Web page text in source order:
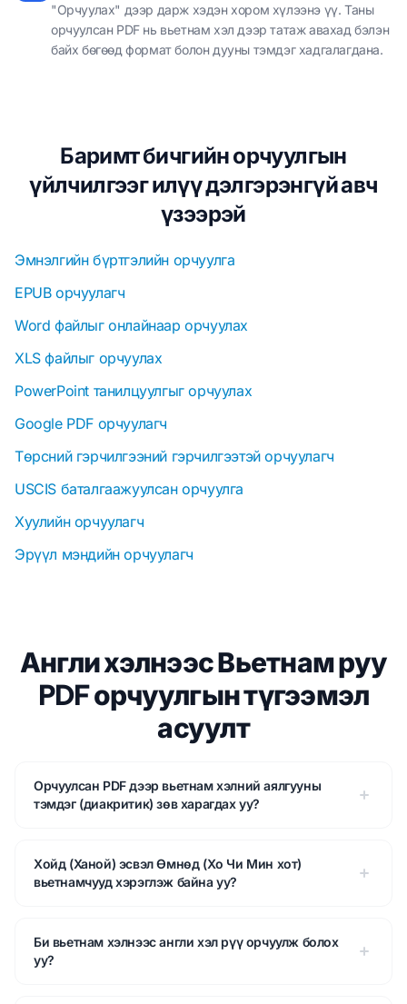
"Орчуулах" дээр дарж хэдэн хором хүлээнэ үү. Таны
орчуулсан PDF нь вьетнам хэл дээр татаж авахад бэлэн
байх бөгөөд формат болон дууны тэмдэг хадгалагдана.
Баримт бичгийн орчуулгын
үйлчилгээг илүү дэлгэрэнгүй авч
үзээрэй
Эмнэлгийн бүртгэлийн орчуулга
EPUB орчуулагч
Word файлыг онлайнаар орчуулах
XLS файлыг орчуулах
PowerPoint танилцуулгыг орчуулах
Google PDF орчуулагч
Төрсний гэрчилгээний гэрчилгээтэй орчуулагч
USCIS баталгаажуулсан орчуулга
Хуулийн орчуулагч
Эрүүл мэндийн орчуулагч
Англи хэлнээс Вьетнам руу
PDF орчуулгын түгээмэл
асуулт
Орчуулсан PDF дээр вьетнам хэлний аялгууны
тэмдэг (диакритик) зөв харагдах уу?
Хойд (Ханой) эсвэл Өмнөд (Хо Чи Мин хот)
вьетнамчууд хэрэглэж байна уу?
Би вьетнам хэлнээс англи хэл рүү орчуулж болох
уу?